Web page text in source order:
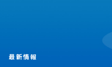
最新情報